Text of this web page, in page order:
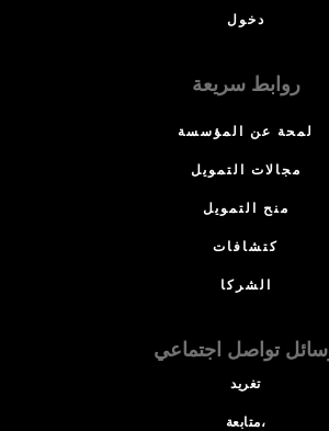
دخول
روابط سريعة
لمحة عن المؤسسة
مجالات التمويل
منح التمويل
كتشافات
الشركا
تواصل اجتماعي
تغريد
متابعة،